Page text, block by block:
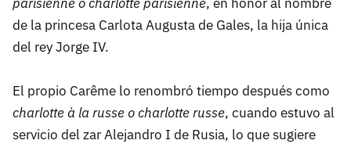
de la princesa Carlota Augusta de Gales, la hija única
del rey Jorge IV.
El propio Carême lo renombró tiempo después como
charlotte à la russe o charlotte russe, cuando estuvo al
servicio del zar Alejandro I de Rusia, lo que sugiere